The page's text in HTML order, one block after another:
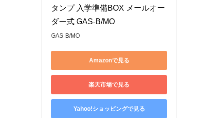
タンプ 入学準備BOX メールオー
ダー式 GAS-B/MO
GAS-B/MO
Amazonで見る
楽天市場で見る
Yahoo!ショッピングで見る